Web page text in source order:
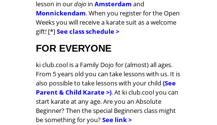
lesson in ourdojo in Amsterdam and
Monnickendam. When you register for the Open
Weeks you will receive a karate suit as a welcome
gift! [*]See class schedule >
FOR EVERYONE
ki club.cool is a Family Dojo for (almost) all ages.
From 5 years old you can take lessons with us. It is
also possible to take lessons with your child (See
Parent & Child Karate >). At ki club.cool you can
start karate at any age. Are you an Absolute
Beginner? Then the special Beginners class might
be something for you?See link >